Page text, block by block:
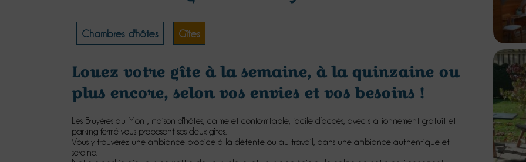
Chambres d'hôtes Gîtes
Louez votre gîte à la semaine, à la quinzaine ou
plus encore, selon vos envies et vos besoins !
Les Bruyères du Mont, maison d'hôtes, calme et conformtable, facile d’accès, avec stationnement gratuit et
parking fermé vous proposent ses deux gîtes.
Vous y trouverez une ambiance propice à la détente ou au travail, dans une ambiance authentique et
sereine.